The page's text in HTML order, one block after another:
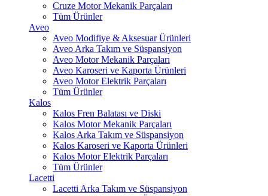
Cruze Motor Mekanik Parçaları
Tüm Ürünler
Aveo
Aveo Modifiye & Aksesuar Ürünleri
Aveo Arka Takım ve Süspansiyon
Aveo Motor Mekanik Parçaları
Aveo Karoseri ve Kaporta Ürünleri
Aveo Motor Elektrik Parçaları
Tüm Ürünler
Kalos
Kalos Fren Balatası ve Diski
Kalos Motor Mekanik Parçaları
Kalos Arka Takım ve Süspansiyon
Kalos Karoseri ve Kaporta Ürünleri
Kalos Motor Elektrik Parçaları
Tüm Ürünler
Lacetti
Lacetti Arka Takım ve Süspansiyon